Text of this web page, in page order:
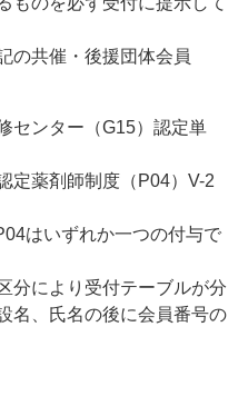
の共催・後援団体会員
センター（G15）認定単
定薬剤師制度（P04）V-2
はいずれか一つの付与で
分により受付テーブルが分
名、氏名の後に会員番号の